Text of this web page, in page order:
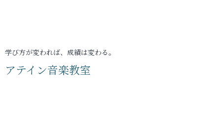
学び方が変われば、成績は変わる。
アテイン音楽教室